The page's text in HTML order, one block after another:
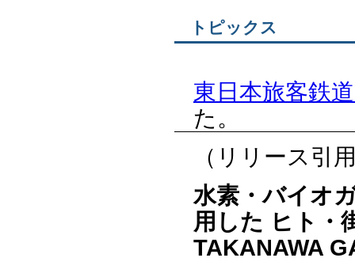
トピックス
東日本旅客鉄
た。
（リリース引
水素・バイオ
用した ヒト・
TAKANAWA